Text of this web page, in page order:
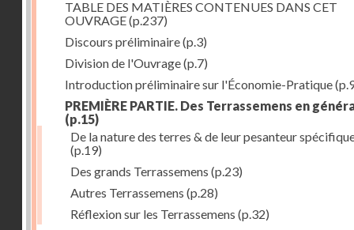
TABLE DES MATIÈRES CONTENUES DANS CET
OUVRAGE(p.237)
Discours préliminaire(p.3)
Division de l'Ouvrage(p.7)
Introduction préliminaire sur l'Économie-Pratique
PREMIÈRE PARTIE. Des Terrassemens en
(p.15)
De la nature des terres & de leur pesanteur
(p.19)
Des grands Terrassemens (p.23)
Autres Terrassemens (p.28)
Réflexion sur les Terrassemens (p.32)